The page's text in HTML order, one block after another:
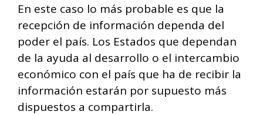
En este caso lo más probable es que la
recepción de información dependa del
poder el país. Los Estados que dependan
de la ayuda al desarrollo o el intercambio
económico con el país que ha de recibir la
información estarán por supuesto más
dispuestos a compartirla.